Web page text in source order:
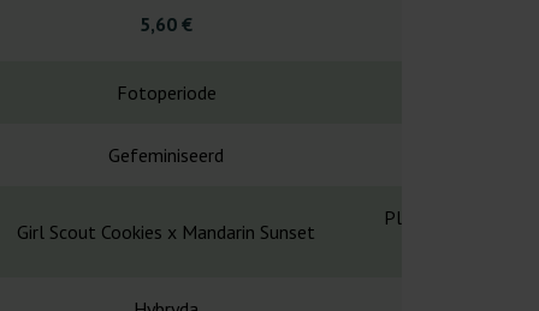
5,60 €
Fotoperiode
Gefeminiseerd
Girl Scout Cookies x Mandarin Sunset
Platinum Girl